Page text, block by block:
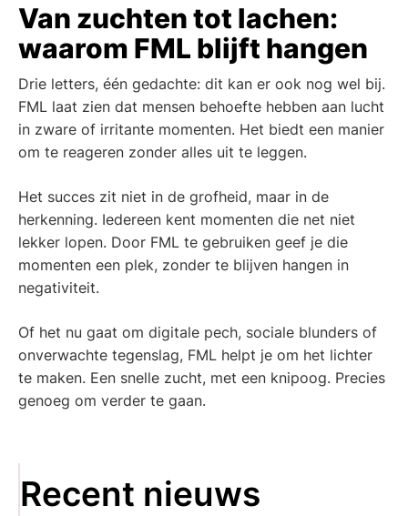
Van zuchten tot lachen:
waarom FML blijft hangen
Drie letters, één gedachte: dit kan er ook nog wel bij.
FML laat zien dat mensen behoefte hebben aan lucht
in zware of irritante momenten. Het biedt een manier
om te reageren zonder alles uit te leggen.
Het succes zit niet in de grofheid, maar in de
herkenning. Iedereen kent momenten die net niet
lekker lopen. Door FML te gebruiken geef je die
momenten een plek, zonder te blijven hangen in
negativiteit.
Of het nu gaat om digitale pech, sociale blunders of
onverwachte tegenslag, FML helpt je om het lichter
te maken. Een snelle zucht, met een knipoog. Precies
genoeg om verder te gaan.
Recent nieuws